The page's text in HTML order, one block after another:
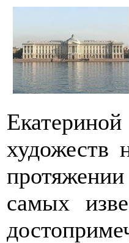
художеств
самых